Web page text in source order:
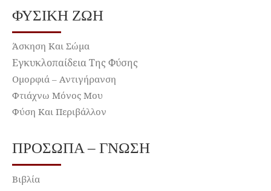
ΦΥΣΙΚΉ ΖΩΉ
Άσκηση Και Σώμα
Εγκυκλοπαίδεια Της Φύσης
Ομορφιά – Αντιγήρανση
Φτιάχνω Μόνος Μου
Φύση Και Περιβάλλον
ΠΡΌΣΩΠΑ – ΓΝΏΣΗ
Βιβλία